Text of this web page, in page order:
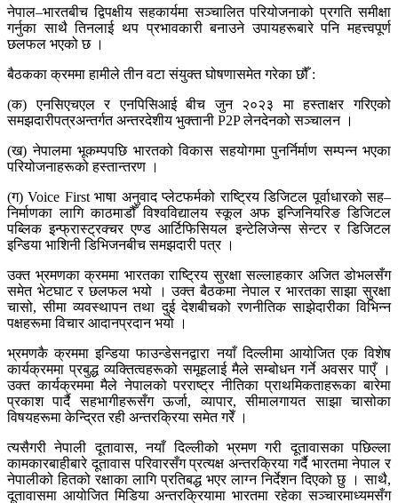
नेपाल–भारतबीच द्विपक्षीय सहकार्यमा सञ्चालित परियोजनाको प्रगति समीक्षा
गर्नुका साथै तिनलाई थप प्रभावकारी बनाउने उपायहरूबारे पनि महत्त्वपूर्ण
छलफल भएको छ ।
बैठकका क्रममा हामीले तीन वटा संयुक्त घोषणासमेत गरेका छौँ :
(क) एनसिएचएल र एनपिसिआई बीच जुन २०२३ मा हस्ताक्षर गरिएको
समझदारीपत्रअन्तर्गत अन्तरदेशीय भुक्तानी P2P लेनदेनको सञ्चालन ।
(ख) नेपालमा भूकम्पपछि भारतको विकास सहयोगमा पुनर्निर्माण सम्पन्न भएका
परियोजनाहरूको हस्तान्तरण ।
(ग) Voice First भाषा अनुवाद प्लेटफर्मको राष्ट्रिय डिजिटल पूर्वाधारको सह–
निर्माणका लागि काठमाडौँ विश्वविद्यालय स्कूल अफ इन्जिनियरिङ डिजिटल
पब्लिक इन्फ्रास्ट्रक्चर एण्ड आर्टिफिसियल इन्टेलिजेन्स सेन्टर र डिजिटल
इन्डिया भाशिनी डिभिजनबीच समझदारी पत्र ।
उक्त भ्रमणका क्रममा भारतका राष्ट्रिय सुरक्षा सल्लाहकार अजित डोभलसँग
समेत भेटघाट र छलफल भयो । उक्त बैठकमा नेपाल र भारतका साझा सुरक्षा
चासो, सीमा व्यवस्थापन तथा दुई देशबीचको रणनीतिक साझेदारीका विभिन्न
पक्षहरूमा विचार आदानप्रदान भयो ।
भ्रमणकै क्रममा इन्डिया फाउन्डेसनद्वारा नयाँ दिल्लीमा आयोजित एक विशेष
कार्यक्रममा प्रबुद्ध व्यक्तित्वहरूको समूहलाई मैले सम्बोधन गर्ने अवसर पाएँ ।
उक्त कार्यक्रममा मैले नेपालको परराष्ट्र नीतिका प्राथमिकताहरूका बारेमा
प्रकाश पार्दै सहभागीहरूसँग ऊर्जा, व्यापार, सीमालगायत साझा चासोका
विषयहरूमा केन्द्रित रही अन्तरक्रिया समेत गरेँ ।
त्यसैगरी नेपाली दूतावास, नयाँ दिल्लीको भ्रमण गरी दूतावासका पछिल्ला
कामकारबाहीबारे दूतावास परिवारसँग प्रत्यक्ष अन्तरक्रिया गर्दै भारतमा नेपाल र
नेपालीको हितको रक्षाका लागि प्रतिबद्ध भएर लाग्न निर्देशन दिएको छु । साथै,
दूतावासमा आयोजित मिडिया अन्तरक्रियामा भारतमा रहेका सञ्चारमाध्यमसँग